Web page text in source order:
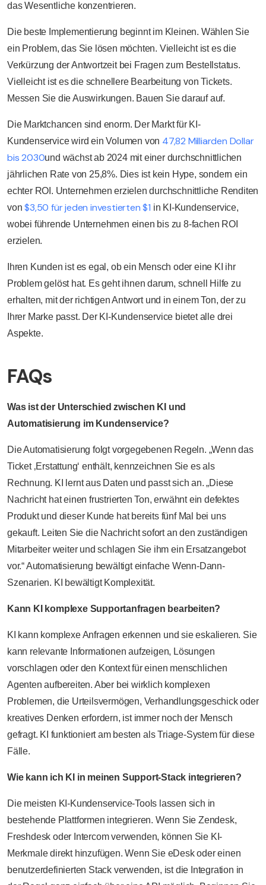
das Wesentliche konzentrieren.
Die beste Implementierung beginnt im Kleinen. Wählen Sie
ein Problem, das Sie lösen möchten. Vielleicht ist es die
Verkürzung der Antwortzeit bei Fragen zum Bestellstatus.
Vielleicht ist es die schnellere Bearbeitung von Tickets.
Messen Sie die Auswirkungen. Bauen Sie darauf auf.
Die Marktchancen sind enorm. Der Markt für KI-
Kundenservice wird ein Volumen von 47,82 Milliarden Dollar
bis 2030und wächst ab 2024 mit einer durchschnittlichen
jährlichen Rate von 25,8%. Dies ist kein Hype, sondern ein
echter ROI. Unternehmen erzielen durchschnittliche Renditen
von $3,50 für jeden investierten $1 in KI-Kundenservice,
wobei führende Unternehmen einen bis zu 8-fachen ROI
erzielen.
Ihren Kunden ist es egal, ob ein Mensch oder eine KI ihr
Problem gelöst hat. Es geht ihnen darum, schnell Hilfe zu
erhalten, mit der richtigen Antwort und in einem Ton, der zu
Ihrer Marke passt. Der KI-Kundenservice bietet alle drei
Aspekte.
FAQs
Was ist der Unterschied zwischen KI und
Automatisierung im Kundenservice?
Die Automatisierung folgt vorgegebenen Regeln. „Wenn das
Ticket ‚Erstattung‘ enthält, kennzeichnen Sie es als
Rechnung. KI lernt aus Daten und passt sich an. „Diese
Nachricht hat einen frustrierten Ton, erwähnt ein defektes
Produkt und dieser Kunde hat bereits fünf Mal bei uns
gekauft. Leiten Sie die Nachricht sofort an den zuständigen
Mitarbeiter weiter und schlagen Sie ihm ein Ersatzangebot
vor.“ Automatisierung bewältigt einfache Wenn-Dann-
Szenarien. KI bewältigt Komplexität.
Kann KI komplexe Supportanfragen bearbeiten?
KI kann komplexe Anfragen erkennen und sie eskalieren. Sie
kann relevante Informationen aufzeigen, Lösungen
vorschlagen oder den Kontext für einen menschlichen
Agenten aufbereiten. Aber bei wirklich komplexen
Problemen, die Urteilsvermögen, Verhandlungsgeschick oder
kreatives Denken erfordern, ist immer noch der Mensch
gefragt. KI funktioniert am besten als Triage-System für diese
Fälle.
Wie kann ich KI in meinen Support-Stack integrieren?
Die meisten KI-Kundenservice-Tools lassen sich in
bestehende Plattformen integrieren. Wenn Sie Zendesk,
Freshdesk oder Intercom verwenden, können Sie KI-
Merkmale direkt hinzufügen. Wenn Sie eDesk oder einen
benutzerdefinierten Stack verwenden, ist die Integration in